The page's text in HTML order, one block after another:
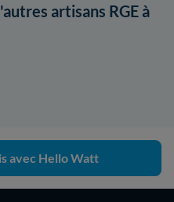
artisans RGE à
avec Hello Watt